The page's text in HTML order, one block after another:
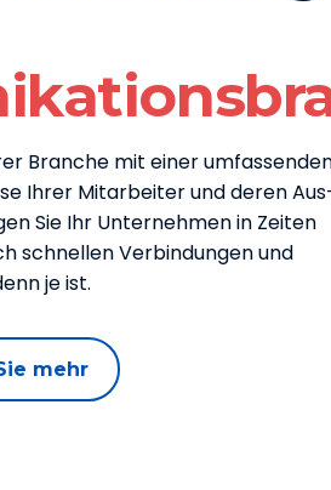
Branche mit einer
Ihrer Mitarbeiter und deren
Sie Ihr Unternehmen in Zeiten
schnellen Verbindungen und
je ist.
mehr